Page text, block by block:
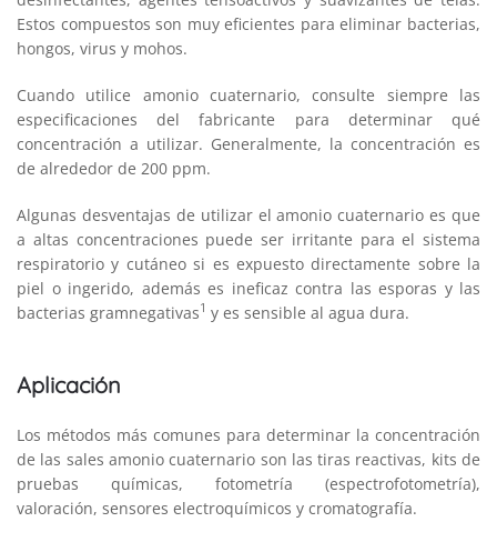
Estos compuestos son muy eficientes para eliminar bacterias,
hongos, virus y mohos.
Cuando utilice amonio cuaternario, consulte siempre las
especificaciones del fabricante para determinar qué
concentración a utilizar. Generalmente, la concentración es
de alrededor de 200 ppm.
Algunas desventajas de utilizar el amonio cuaternario es que
a altas concentraciones puede ser irritante para el sistema
respiratorio y cutáneo si es expuesto directamente sobre la
piel o ingerido, además es ineficaz contra las esporas y las
bacterias gramnegativas1 y es sensible al agua dura.
Aplicación
Los métodos más comunes para determinar la concentración
de las sales amonio cuaternario son las tiras reactivas, kits de
pruebas químicas, fotometría (espectrofotometría),
valoración, sensores electroquímicos y cromatografía.